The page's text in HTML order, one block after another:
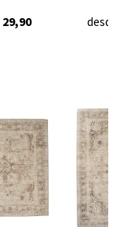
29,90 desde